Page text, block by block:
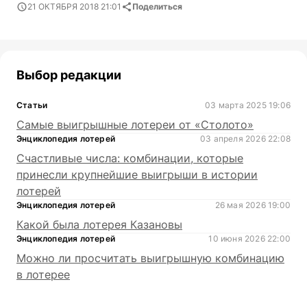
21 ОКТЯБРЯ 2018 21:01 Поделиться
Выбор редакции
Статьи 03 марта 2025 19:06
Самые выигрышные лотереи от «Столото»
Энциклопедия лотерей 03 апреля 2026 22:08
Счастливые числа: комбинации, которые
принесли крупнейшие выигрыши в истории
лотерей
Энциклопедия лотерей 26 мая 2026 19:00
Какой была лотерея Казановы
Энциклопедия лотерей 10 июня 2026 22:00
Можно ли просчитать выигрышную комбинацию
в лотерее